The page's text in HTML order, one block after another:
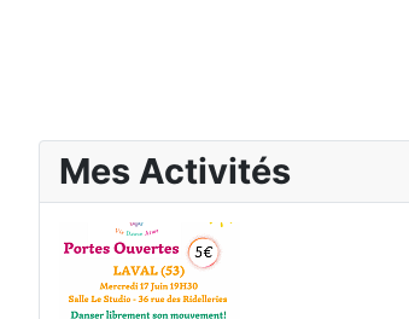
Mes Activités